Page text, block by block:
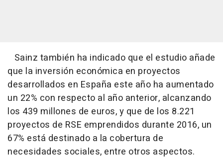
Sainz también ha indicado que el estudio añade
que la inversión económica en proyectos
desarrollados en España este año ha aumentado
un 22% con respecto al año anterior, alcanzando
los 439 millones de euros, y que de los 8.221
proyectos de RSE emprendidos durante 2016, un
67% está destinado a la cobertura de
necesidades sociales, entre otros aspectos.